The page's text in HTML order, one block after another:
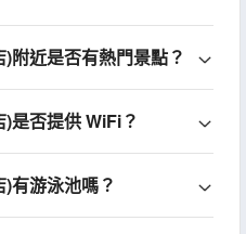
附近是否有熱門景點？
是否提供 WiFi？
有游泳池嗎？